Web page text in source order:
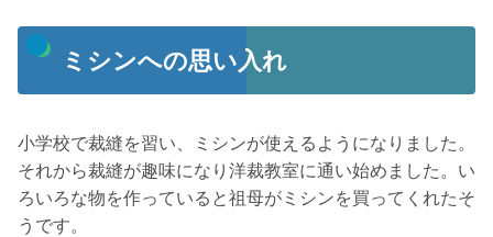
ミシンへの思い入れ
小学校で裁縫を習い、ミシンが使えるようになりました。
それから裁縫が趣味になり洋裁教室に通い始めました。い
ろいろな物を作っていると祖母がミシンを買ってくれたそ
うです。